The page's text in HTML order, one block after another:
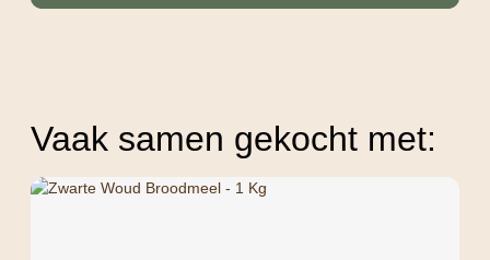
Vaak samen gekocht met: